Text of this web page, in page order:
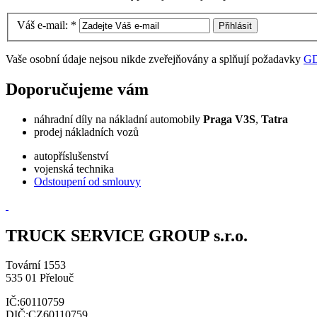
Váš e-mail: *
Vaše osobní údaje nejsou nikde zveřejňovány a splňují požadavky
Doporučujeme vám
náhradní díly na nákladní automobily Praga V3S, Tatra
prodej nákladních vozů
autopříslušenství
vojenská technika
Odstoupení od smlouvy
TRUCK SERVICE GROUP s.r.o.
Tovární 1553
535 01 Přelouč
IČ:60110759